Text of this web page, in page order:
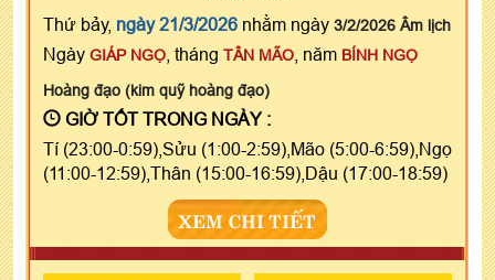
Thứ bảy, ngày 21/3/2026 nhằm ngày 3/2/2026 Âm lịch
Ngày GIÁP NGỌ , tháng TÂN MÃO , năm BÍNH NGỌ
Hoàng đạo (kim quỹ hoàng đạo)
GIỜ TỐT TRONG NGÀY :
Tí (23:00-0:59),Sửu (1:00-2:59),Mão (5:00-6:59),Ngọ
(11:00-12:59),Thân (15:00-16:59),Dậu (17:00-18:59)
XEM CHI TIẾT